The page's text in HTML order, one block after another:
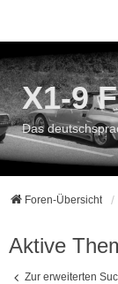
X1-9
Das
Foren-Übersicht
Aktive
Zur erweiterten